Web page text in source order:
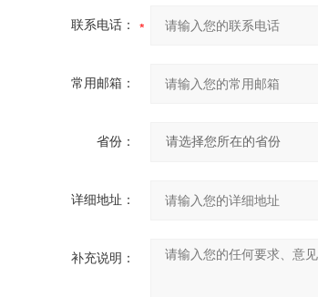
联系电话：
常用邮箱：
省份：
详细地址：
补充说明：